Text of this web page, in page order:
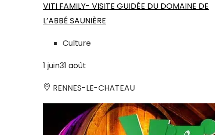
VITI FAMILY- VISITE GUIDÉE DU DOMAINE DE
L’ABBÉ SAUNIÈRE
Culture
1 juin31 août
RENNES-LE-CHATEAU